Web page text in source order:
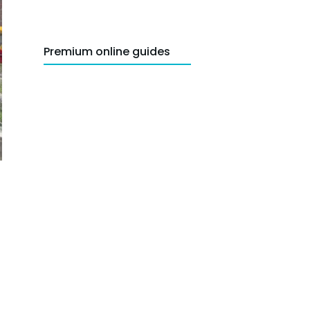
Premium online guides